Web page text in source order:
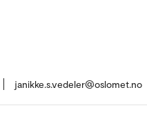
janikke.s.vedeler@oslomet.no